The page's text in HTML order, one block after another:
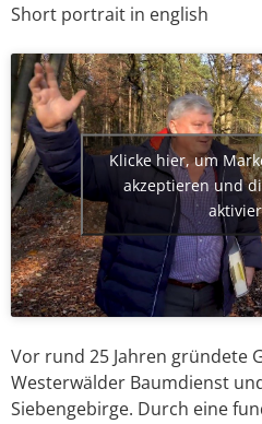
Short portrait in english
Klicke hier, um
akzeptieren und
Vor rund 25 Jahren gründete
Westerwälder Baumdienst
Siebengebirge. Durch eine